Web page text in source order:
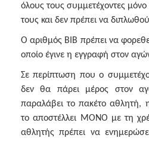
όλους τους συμμετέχοντες
τους και δεν πρέπει να
Ο αριθμός ΒΙΒ πρέπει να
οποίο έγινε η εγγραφή στον
Σε περίπτωση που ο
δεν θα πάρει μέρος στον
παραλάβει το πακέτο αθλητή,
το αποστέλλει ΜΟΝΟ με τη
αθλητής πρέπει να